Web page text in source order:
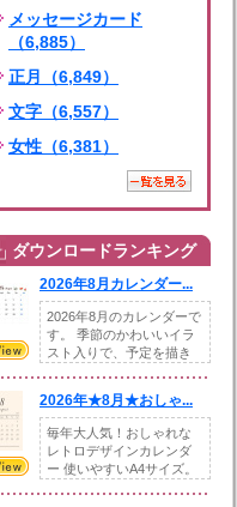
メッセージカード
（6,885）
正月（6,849）
文字（6,557）
女性（6,381）
ダウンロードランキング
2026年8月カレンダー...
2026年8月のカレンダーで
す。 季節のかわいいイラ
スト入りで、予定を描き
2026年★8月★おしゃ...
毎年大人気！おしゃれな
レトロデザインカレンダ
ー 使いやすいA4サイズ。